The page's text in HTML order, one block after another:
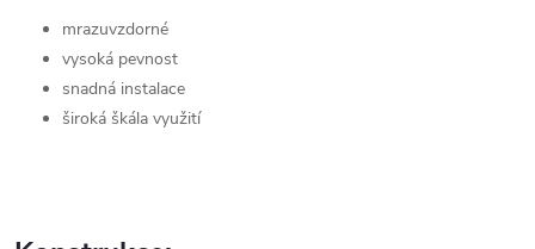
mrazuvzdorné
vysoká pevnost
snadná instalace
široká škála využití